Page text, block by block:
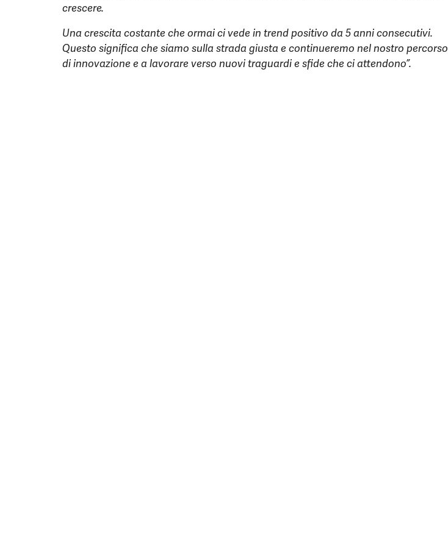
crescere.
Una crescita costante che ormai ci vede in trend positivo da 5 anni consecutivi.
Questo significa che siamo sulla strada giusta e continueremo nel nostro percorso
di innovazione e a lavorare verso nuovi traguardi e sfide che ci attendono”.